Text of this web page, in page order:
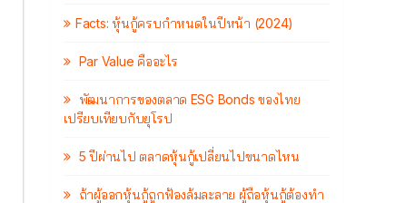
Facts: หุ้นกู้ครบกำหนดในปีหน้า (2024)
Par Value คืออะไร
พัฒนาการของตลาด ESG Bonds ของไทย
เปรียบเทียบกับยุโรป
5 ปีผ่านไป ตลาดหุ้นกู้เปลี่ยนไปขนาดไหน
ถ้าผู้ออกหุ้นกู้ถูกฟ้องล้มละลาย ผู้ถือหุ้นกู้ต้องทำ